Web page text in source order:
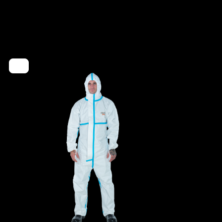
4260095090225
- Gummizüge an Ärmeln, Beinen und Kapuze
- Ergonomische, dreiteilige Kapuze
- Taillengummi für individuelle
Größenanpassung
- Abdeckblende über dem Reißverschluss bis
- Rote, außen liegende Overlock-Naht für höhere
- Großzügig geschnittener Schrittbereich,
eingearbeiteter Zwickel
- Elastische Daumenschlaufen
- Gewicht: 60 g/m²
- Material: Mehrlagiges Spinnvlies (SMMS)